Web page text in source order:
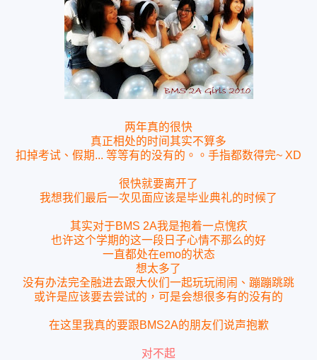
两年真的很快
真正相处的时间其实不算多
扣掉考试、假期... 等等有的没有的。。手指都数得完~ XD
很快就要离开了
我想我们最后一次见面应该是毕业典礼的时候了
其实对于BMS 2A我是抱着一点愧疚
也许这个学期的这一段日子心情不那么的好
一直都处在emo的状态
想太多了
没有办法完全融进去跟大伙们一起玩玩闹闹、蹦蹦跳跳
或许是应该要去尝试的，可是会想很多有的没有的
在这里我真的要跟BMS2A的朋友们说声抱歉
对不起